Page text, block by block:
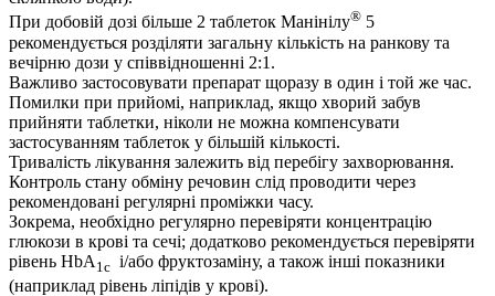
При добовій дозі більше 2 таблеток Манінілу® 5
рекомендується розділяти загальну кількість на ранкову та
вечірню дози у співвідношенні 2:1.
Важливо застосовувати препарат щоразу в один і той же час.
Помилки при прийомі, наприклад, якщо хворий забув
прийняти таблетки, ніколи не можна компенсувати
застосуванням таблеток у більшій кількості.
Тривалість лікування залежить від перебігу захворювання.
Контроль стану обміну речовин слід проводити через
рекомендовані регулярні проміжки часу.
Зокрема, необхідно регулярно перевіряти концентрацію
глюкози в крові та сечі; додатково рекомендується перевіряти
рівень HbA 1c і/або фруктозаміну, а також інші показники
(наприклад рівень ліпідів у крові).